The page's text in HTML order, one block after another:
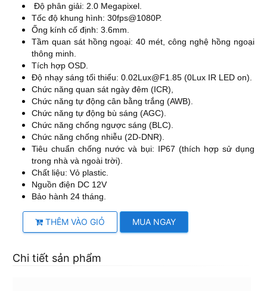
Độ phân giải: 2.0 Megapixel.
Tốc độ khung hình: 30fps@1080P.
Ống kính cố định: 3.6mm.
Tầm quan sát hồng ngoại: 40 mét, công nghệ hồng ngoại
thông minh.
Tích hợp OSD.
Độ nhạy sáng tối thiểu: 0.02Lux@F1.85 (0Lux IR LED on).
Chức năng quan sát ngày đêm (ICR),
Chức năng tự động cân bằng trắng (AWB).
Chức năng tự động bù sáng (AGC).
Chức năng chống ngược sáng (BLC).
Chức năng chống nhiễu (2D-DNR).
Tiêu chuẩn chống nước và bụi: IP67 (thích hợp sử dụng
trong nhà và ngoài trời).
Chất liệu: Vỏ plastic.
Nguồn điện DC 12V
Bảo hành 24 tháng.
THÊM VÀO GIỎ MUA NGAY
Chi tiết sản phẩm